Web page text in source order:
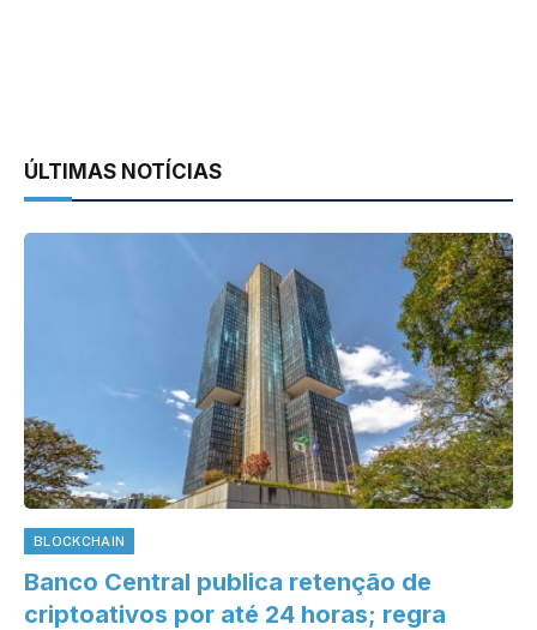
ÚLTIMAS NOTÍCIAS
BLOCKCHAIN
Banco Central publica retenção de
criptoativos por até 24 horas; regra